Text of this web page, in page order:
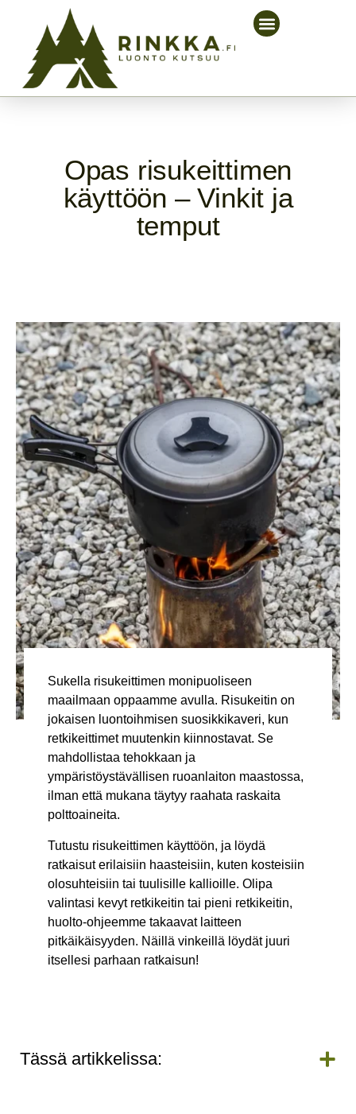
Opas risukeittimen
käyttöön – Vinkit ja
temput
Sukella risukeittimen monipuoliseen
maailmaan oppaamme avulla. Risukeitin on
jokaisen luontoihmisen suosikkikaveri, kun
retkikeittimet muutenkin kiinnostavat. Se
mahdollistaa tehokkaan ja
ympäristöystävällisen ruoanlaiton maastossa,
ilman että mukana täytyy raahata raskaita
polttoaineita.
Tutustu risukeittimen käyttöön, ja löydä
ratkaisut erilaisiin haasteisiin, kuten kosteisiin
olosuhteisiin tai tuulisille kallioille. Olipa
valintasi kevyt retkikeitin tai pieni retkikeitin,
huolto-ohjeemme takaavat laitteen
pitkäikäisyyden. Näillä vinkeillä löydät juuri
itsellesi parhaan ratkaisun!
Tässä artikkelissa: